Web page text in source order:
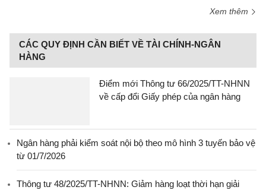
Xem thêm
CÁC QUY ĐỊNH CẦN BIẾT VỀ TÀI CHÍNH-NGÂN
HÀNG
Điểm mới Thông tư 66/2025/TT-NHNN
về cấp đổi Giấy phép của ngân hàng
Ngân hàng phải kiểm soát nội bộ theo mô hình 3 tuyến bảo vệ
từ 01/7/2026
Thông tư 48/2025/TT-NHNN: Giảm hàng loạt thời hạn giải